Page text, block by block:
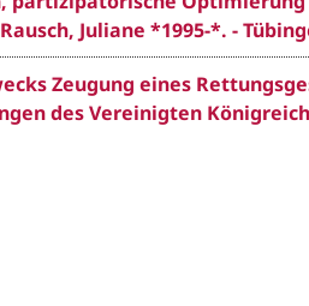
Juliane *1995-*. -
Zeugung eines
des Vereinigten